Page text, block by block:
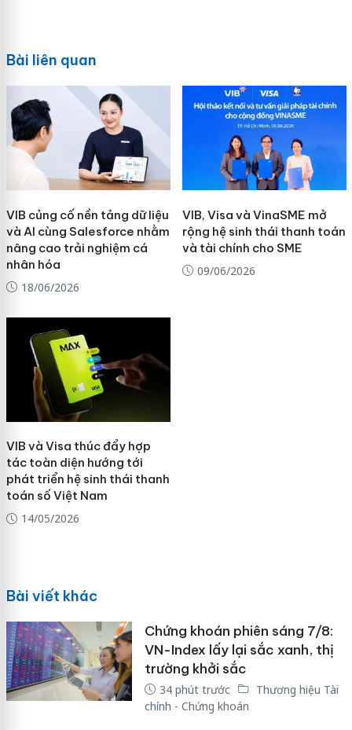
Bài liên quan
VIB củng cố nền tảng dữ liệu
và AI cùng Salesforce nhằm
nâng cao trải nghiệm cá
nhân hóa
18/06/2026
VIB, Visa và VinaSME mở
rộng hệ sinh thái thanh toán
và tài chính cho SME
09/06/2026
VIB và Visa thúc đẩy hợp
tác toàn diện hướng tới
phát triển hệ sinh thái thanh
toán số Việt Nam
14/05/2026
Bài viết khác
Chứng khoán phiên sáng 7/8:
VN-Index lấy lại sắc xanh, thị
trường khởi sắc
34 phút trước
Thương hiệu Tài
chính - Chứng khoán